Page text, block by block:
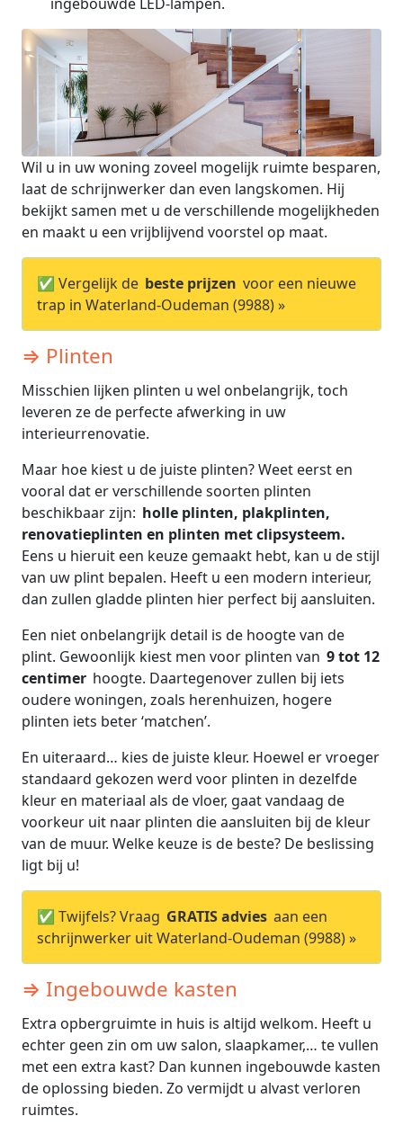
Wil u in uw woning zoveel mogelijk ruimte besparen,
laat de schrijnwerker dan even langskomen. Hij
bekijkt samen met u de verschillende mogelijkheden
en maakt u een vrijblijvend voorstel op maat.
✅ Vergelijk de beste prijzen voor een nieuwe
trap in Waterland-Oudeman (9988) »
⇒ Plinten
Misschien lijken plinten u wel onbelangrijk, toch
leveren ze de perfecte afwerking in uw
interieurrenovatie.
Maar hoe kiest u de juiste plinten? Weet eerst en
vooral dat er verschillende soorten plinten
beschikbaar zijn: holle plinten, plakplinten,
renovatieplinten en plinten met clipsysteem.
Eens u hieruit een keuze gemaakt hebt, kan u de stijl
van uw plint bepalen. Heeft u een modern interieur,
dan zullen gladde plinten hier perfect bij aansluiten.
Een niet onbelangrijk detail is de hoogte van de
plint. Gewoonlijk kiest men voor plinten van 9 tot 12
centimer hoogte. Daartegenover zullen bij iets
oudere woningen, zoals herenhuizen, hogere
plinten iets beter ‘matchen’.
En uiteraard… kies de juiste kleur. Hoewel er vroeger
standaard gekozen werd voor plinten in dezelfde
kleur en materiaal als de vloer, gaat vandaag de
voorkeur uit naar plinten die aansluiten bij de kleur
van de muur. Welke keuze is de beste? De beslissing
ligt bij u!
✅ Twijfels? Vraag GRATIS advies aan een
schrijnwerker uit Waterland-Oudeman (9988) »
⇒ Ingebouwde kasten
Extra opbergruimte in huis is altijd welkom. Heeft u
echter geen zin om uw salon, slaapkamer,… te vullen
met een extra kast? Dan kunnen ingebouwde kasten
de oplossing bieden. Zo vermijdt u alvast verloren
ruimtes.